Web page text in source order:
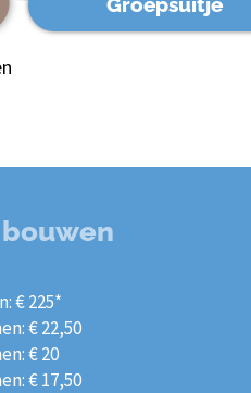
€ 225*
€ 22,50
€ 20
€ 17,50